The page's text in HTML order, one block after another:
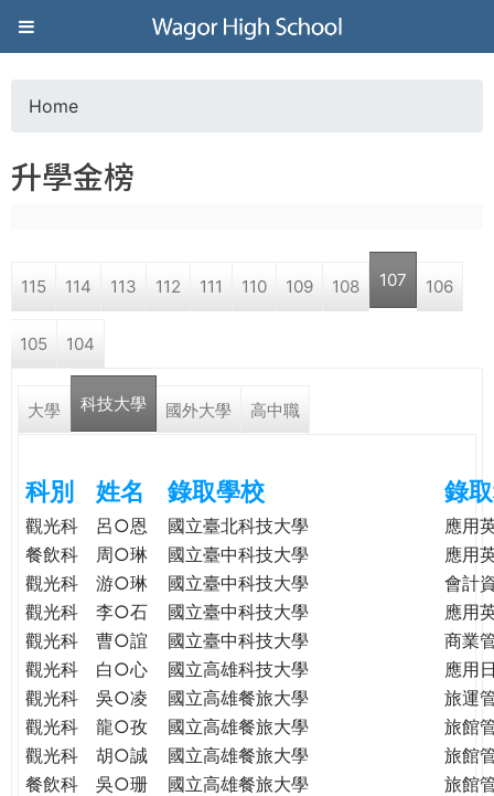
Jump to navigation
葳
格
高
學
格。
o
a
r
e
e
r
e
Home
升學金榜
115 114 113 112 111 110 109 108 107 106
105 104
大學 科技大學 國外大學 高中職
科別 姓名 錄取學校 錄
觀光科 呂○恩 國立臺北科技大學
應用
餐飲科
周○琳 國立臺中科技大學
應用
觀光科
游○琳 國立臺中科技大學
會計
觀光科
李○石 國立臺中科技大學
應用
觀光科
曹○誼 國立臺中科技大學
商業
觀光科
白○心 國立高雄科技大學
應用
觀光科
吳○凌 國立高雄餐旅大學
旅運
觀光科
龍○孜 國立高雄餐旅大學
旅館
觀光科
胡○誠 國立高雄餐旅大學
旅館
餐飲科
吳○珊 國立高雄餐旅大學
旅館